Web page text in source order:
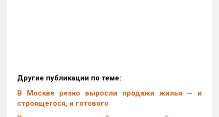
Другие публикации по теме:
В Москве резко выросли продажи жилья — и
строящегося, и готового